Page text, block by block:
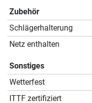
Zubehör
Schlägerhalterung
Netz enthalten
Sonstiges
Wetterfest
ITTF zertifiziert